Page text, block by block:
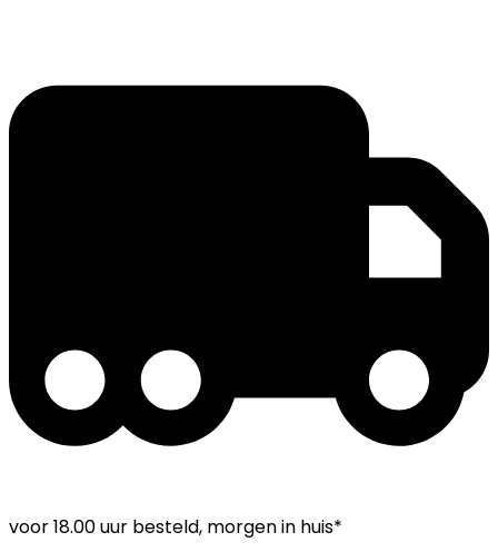
voor18.00 uur besteld, morgen in huis*